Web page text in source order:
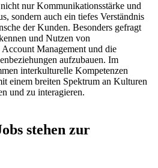
nur Kommunikationsstärke und
sondern auch ein tiefes Verständnis
der Kunden. Besonders gefragt
und Nutzen von
Management und die
aufzubauen. Im
interkulturelle Kompetenzen
einem breiten Spektrum an Kulturen
und zu interagieren.
stehen zur